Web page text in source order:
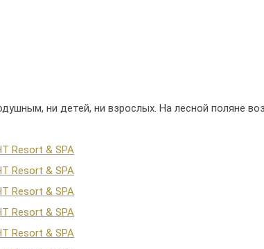
ни детей, ни взрослых. На лесной поляне